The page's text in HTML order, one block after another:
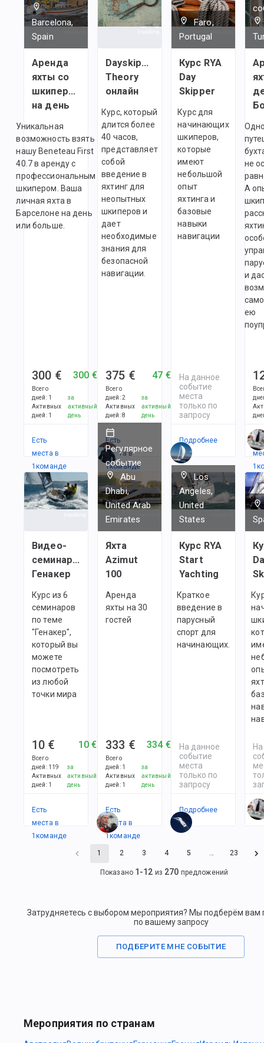
Barcelona,
Spain
Аренда
яхты со
шкипером
на день
Уникальная
возможность взять
нашу Beneteau First
40.7 в аренду с
профессиональным
шкипером. Ваша
личная яхта в
Барселоне на день
или больше.
300 €
Всего
дней: 1
Активных
дней: 1
300 €
за
активный
день
Есть
места в
1командe
Dayskipper
Theory
онлайн
Курс, который
длится более
40 часов,
представляет
собой
введение в
яхтинг для
неопытных
шкиперов и
дает
необходимые
знания для
безопасной
навигации.
375 €
Всего
дней:2
Активных
дней:8
47 €
за
активный
день
Есть
места в
1командe
Faro,
Portugal
Курс RYA
Day
Skipper
Курс для
начинающих
шкиперов,
которые
имеют
небольшой
опыт
яхтинга и
базовые
навыки
навигации
На данное
событие
места
только по
запросу
Подробнее
не
А
и
ею
1
Видео-
семинары:
Генакер
Курс из 6
семинаров
по теме
"Генакер",
который вы
можете
посмотреть
из любой
точки мира
10 €
Всего
дней: 119
Активных
дней: 1
10 €
за
активный
день
Есть
места в
1командe
Регулярное
событие
Abu
Dhabi,
United Arab
Emirates
Яхта
Azimut
100
Аренда
яхты на 30
гостей
333 €
Всего
дней: 1
Активных
дней: 1
334 €
за
активный
день
Есть
места в
1командe
Los
Angeles,
United
States
Курс RYA
Start
Yachting
Краткое
введение в
парусный
спорт для
начинающих.
На данное
событие
места
только по
запросу
Подробнее
1 2 3 4 5 … 23
Показано 1 -12 из 270 предложений
Затрудняетесь с выбором мероприятия? Мы подберём вам
по вашему запросу
ПОДБЕРИТЕ МНЕ СОБЫТИЕ
Мероприятия по странам